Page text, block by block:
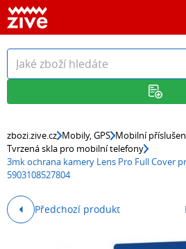
zbozi.zive.cz Mobily, GPS Mobilní
Tvrzená skla pro mobilní telefony
3mk ochrana kamery Lens Pro Full Cover
5903108527804
Předchozí produkt